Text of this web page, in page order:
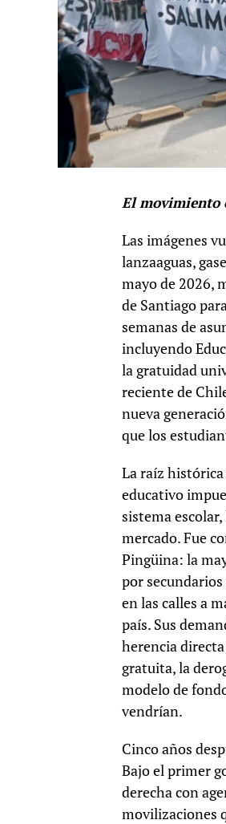
El movimiento
Las imágenes
lanzaaguas,
mayo de 2026,
de Santiago
semanas de
incluyendo
la gratuidad
reciente de
nueva
que los
La raíz
educativo
sistema
mercado. Fue
Pingüina: la
por
en las calles a
país. Sus
herencia
gratuita, la
modelo de
vendrían.
Cinco años
Bajo el primer
derecha con
movilizaciones